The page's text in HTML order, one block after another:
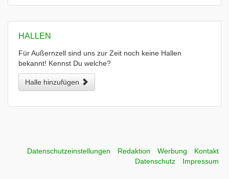
HALLEN
Für Außernzell sind uns zur Zeit noch keine Hallen
bekannt! Kennst Du welche?
Halle hinzufügen
Datenschutzeinstellungen Redaktion Werbung
Kontakt
Datenschutz
Impressum